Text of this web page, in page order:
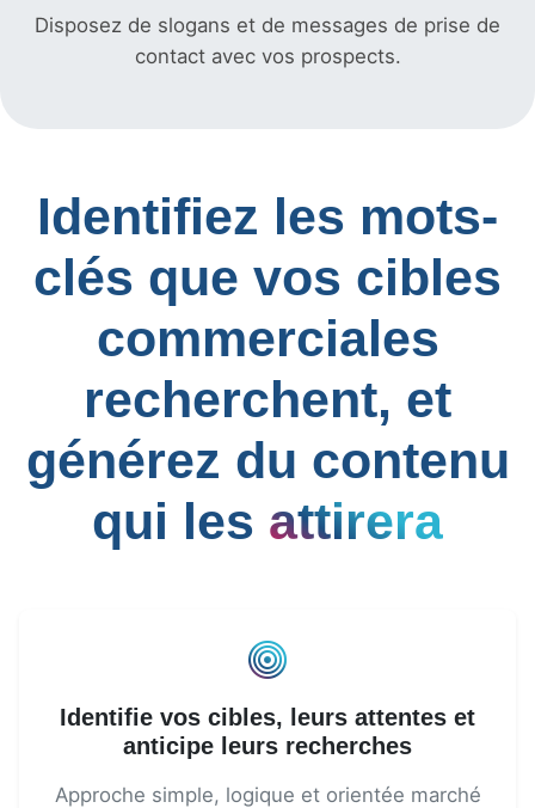
Disposez de slogans et de messages de prise de
contact avec vos prospects.
Identifiez les mots-
clés que vos cibles
commerciales
recherchent, et
générez du contenu
qui les attirera
Identifie vos cibles, leurs attentes et
anticipe leurs recherches
Approche simple, logique et orientée marché